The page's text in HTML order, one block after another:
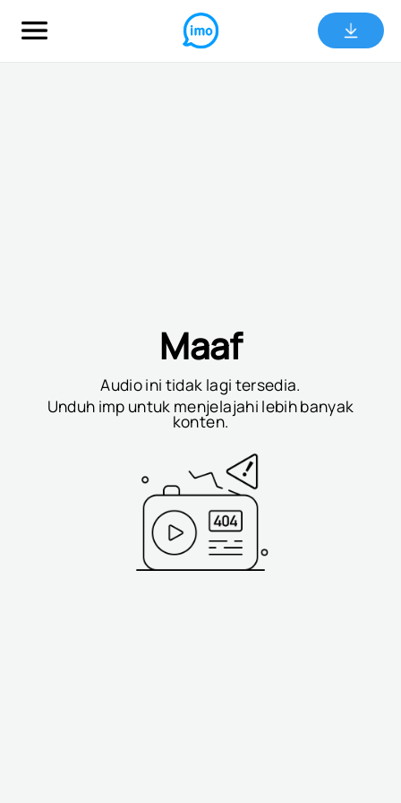
Maaf
Audio ini tidak lagi tersedia.
Unduh imp untuk menjelajahi lebih banyak
konten.